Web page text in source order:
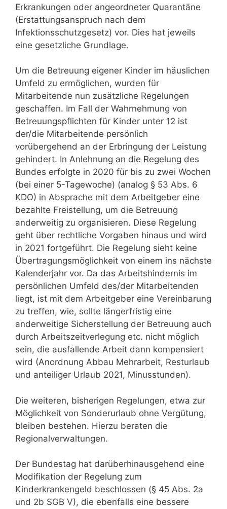
Erkrankungen oder angeordneter Quarantäne
(Erstattungsanspruch nach dem
Infektionsschutzgesetz) vor. Dies hat jeweils
eine gesetzliche Grundlage.
Um die Betreuung eigener Kinder im häuslichen
Umfeld zu ermöglichen, wurden für
Mitarbeitende nun zusätzliche Regelungen
geschaffen. Im Fall der Wahrnehmung von
Betreuungspflichten für Kinder unter 12 ist
der/die Mitarbeitende persönlich
vorübergehend an der Erbringung der Leistung
gehindert. In Anlehnung an die Regelung des
Bundes erfolgte in 2020 für bis zu zwei Wochen
(bei einer 5-Tagewoche) (analog § 53 Abs. 6
KDO) in Absprache mit dem Arbeitgeber eine
bezahlte Freistellung, um die Betreuung
anderweitig zu organisieren. Diese Regelung
geht über rechtliche Vorgaben hinaus und wird
in 2021 fortgeführt. Die Regelung sieht keine
Übertragungsmöglichkeit von einem ins nächste
Kalenderjahr vor. Da das Arbeitshindernis im
persönlichen Umfeld des/der Mitarbeitenden
liegt, ist mit dem Arbeitgeber eine Vereinbarung
zu treffen, wie, sollte längerfristig eine
anderweitige Sicherstellung der Betreuung auch
durch Arbeitszeitverlegung etc. nicht möglich
sein, die ausfallende Arbeit dann kompensiert
wird (Anordnung Abbau Mehrarbeit, Resturlaub
und anteiliger Urlaub 2021, Minusstunden).
Die weiteren, bisherigen Regelungen, etwa zur
Möglichkeit von Sonderurlaub ohne Vergütung,
bleiben bestehen. Hierzu beraten die
Regionalverwaltungen.
Der Bundestag hat darüberhinausgehend eine
Modifikation der Regelung zum
Kinderkrankengeld beschlossen (§ 45 Abs. 2a
und 2b SGB V), die ebenfalls eine bessere